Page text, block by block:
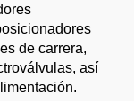
de carrera,
así